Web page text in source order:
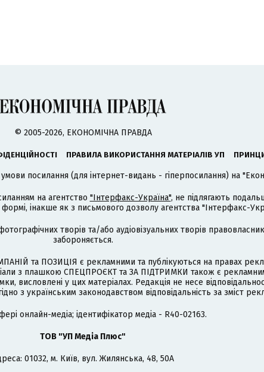
© 2005-2026, ЕКОНОМІЧНА ПРАВДА
ПРАВИЛА ВИКОРИСТАННЯ МАТЕРІАЛІВ УП
посилання (для інтернет-видань - гіперпосилання) на
на агентство "Інтерфакс-Україна", не підлягають
інакше як з письмового дозволу агентства "Інтерфакс-
творів та/або аудіовізуальних творів
забороняється.
та ПОЗИЦІЯ є рекламними та публікуються на правах
з плашкою СПЕЦПРОЄКТ та ЗА ПІДТРИМКИ також є
висловлені у цих матеріалах. Редакція не несе
з українським законодавством відповідальність за зміст
онлайн-медіа; ідентифікатор медіа - R40-02163.
ТОВ "УП Медіа Плюс"
01032, м. Київ, вул. Жилянська, 48, 50А